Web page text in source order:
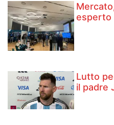
esperto
Lutto
il padre